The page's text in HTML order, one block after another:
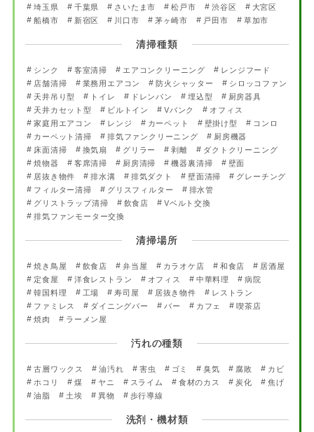
埼玉県
千葉県 さいたま市 松戸市 渋谷区
大宮区
船橋市
新宿区 川口市 茅ヶ崎市 戸田市 草加市
清掃種類
シンク 客室清掃 エアコンクリーニング
レンジフード
店舗清掃
業務用エアコン 防火シャッター
シロッコファン
天井吊り型
トイレ ドレンパン 埋込型
厨房器具
天井カセット型
ビルトイン Vバンク
オフィス
家庭用エアコン
レンジ カーペット 壁掛け型
コンロ
カーペット清掃
排気ファンクリーニング
厨房機器
床面清掃
換気扇 グリラー 剥離
ダクトクリーニング
焼物器
客席清掃 厨房清掃 機器裏清掃
壁面
居抜き物件
排水溝 排気ダクト 壁面清掃
グレーチング
フィルター清掃
グリスフィルター
排水管
グリストラップ清掃
飲食店
Vベルト交換
排気ファンモーター交換
清掃場所
焼き鳥屋 飲食店 弁当屋 カラオケ店 和食店
居酒屋
定食屋
洋食レストラン オフィス 中華料理
病院
韓国料理
工場 寿司屋 居抜き物件
レストラン
ファミレス
ダイニングバー バー カフェ
喫茶店
焼肉
ラーメン屋
汚れの種類
古層ワックス 油汚れ 害虫 ゴミ 臭気 腐敗
カビ
ホコリ
煤 ヤニ スライム 食材のカス 炭化
焦げ
油脂
土埃 異物 歩行導線
洗剤・機材類